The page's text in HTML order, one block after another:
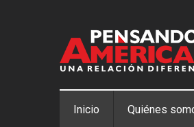
Inicio Quiénes